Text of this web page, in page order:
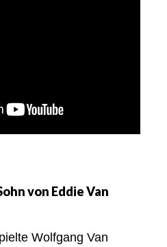
von Eddie Van
Wolfgang Van